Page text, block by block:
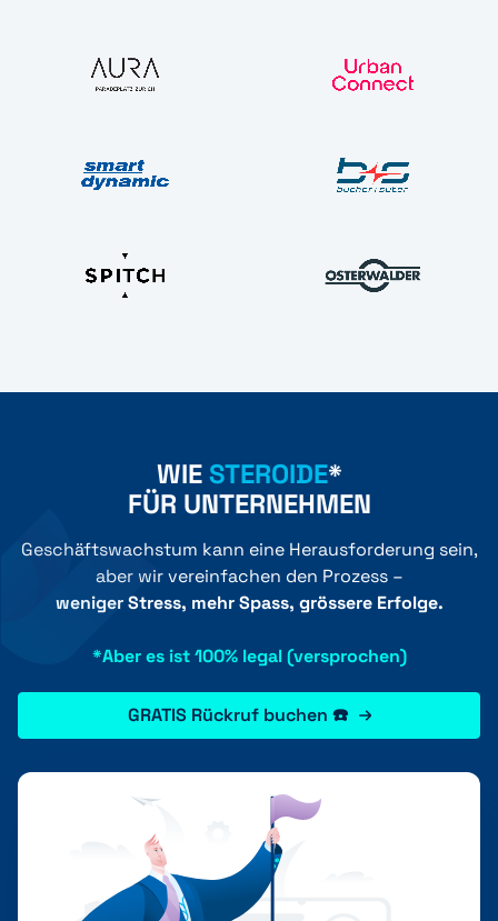
WIE STEROIDE*
FÜR UNTERNEHMEN
Geschäftswachstum kann eine Herausforderung sein,
aber wir vereinfachen den Prozess –
weniger Stress, mehr Spass, grössere Erfolge.
*Aber es ist 100% legal (versprochen)
GRATIS Rückruf buchen ☎️